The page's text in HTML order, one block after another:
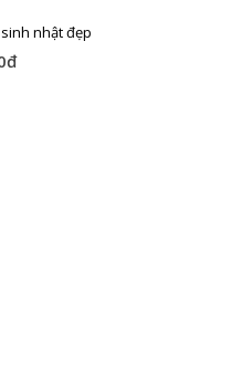
nhật đẹp